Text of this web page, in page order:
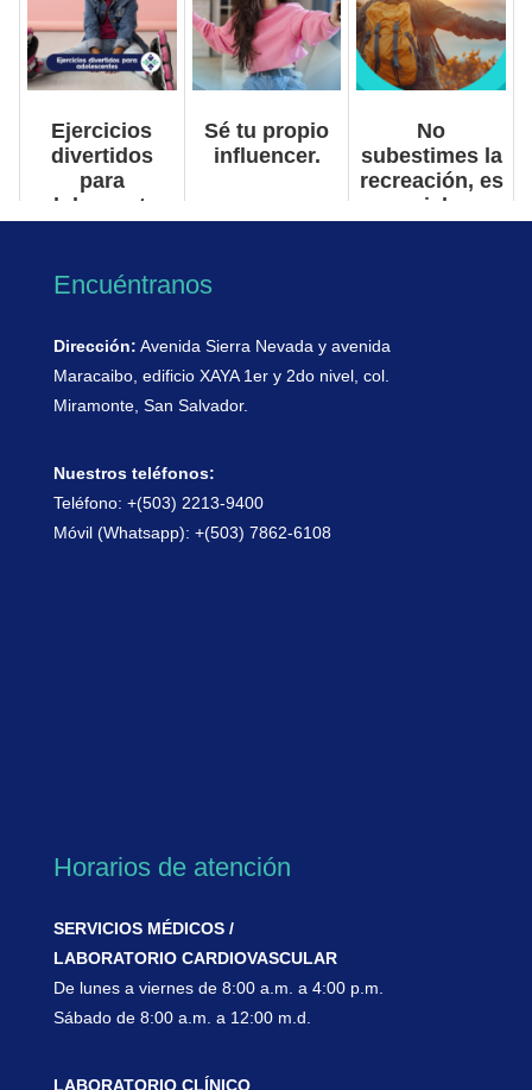
Ejercicios
divertidos
para
adolescentes
Sé tu propio
influencer.
No
subestimes la
recreación, es
esencial para
Encuéntranos
Dirección: Avenida Sierra Nevada y avenida
Maracaibo, edificio XAYA 1er y 2do nivel, col.
Miramonte, San Salvador.
Nuestros teléfonos:
Teléfono: +(503) 2213-9400
Móvil (Whatsapp): +(503) 7862-6108
Horarios de atención
SERVICIOS MÉDICOS /
LABORATORIO CARDIOVASCULAR
De lunes a viernes de 8:00 a.m. a 4:00 p.m.
Sábado de 8:00 a.m. a 12:00 m.d.
LABORATORIO CLÍNICO